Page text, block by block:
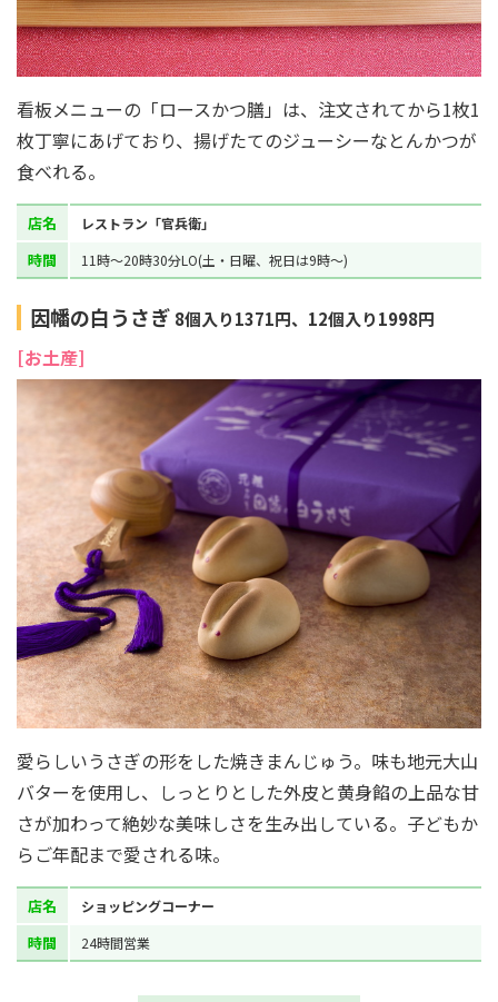
看板メニューの「ロースかつ膳」は、注文されてから1枚1
枚丁寧にあげており、揚げたてのジューシーなとんかつが
食べれる。
店名 レストラン「官兵衛」
時間 11時～20時30分LO(土・日曜、祝日は9時～)
因幡の白うさぎ 8個入り1371円、12個入り1998円
[お土産]
愛らしいうさぎの形をした焼きまんじゅう。味も地元大山
バターを使用し、しっとりとした外皮と黄身餡の上品な甘
さが加わって絶妙な美味しさを生み出している。子どもか
らご年配まで愛される味。
店名 ショッピングコーナー
時間 24時間営業